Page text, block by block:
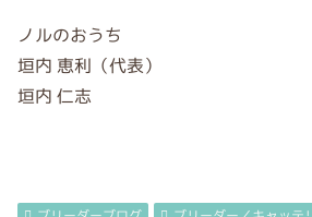
ノルのおうち
垣内 恵利（代表）
垣内 仁志